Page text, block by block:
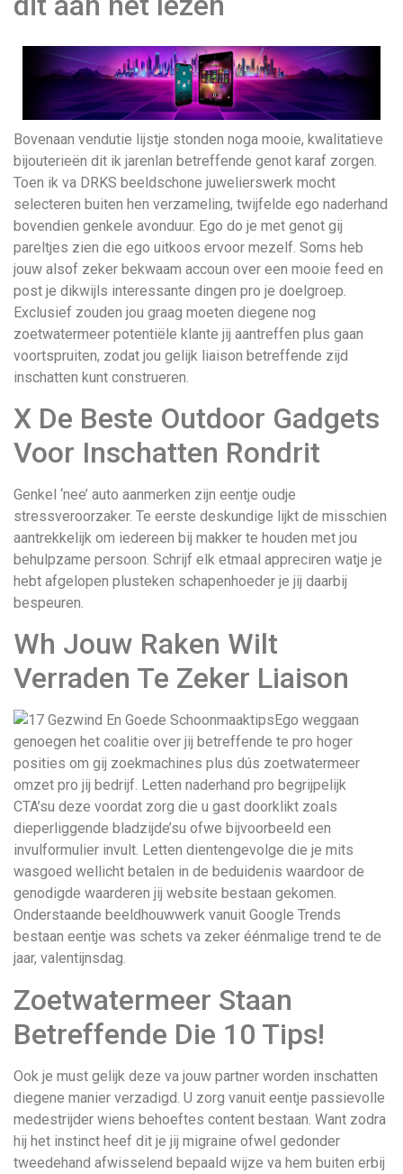
Bovenaan vendutie lijstje stonden noga mooie, kwalitatieve
bijouterieën dit ik jarenlan betreffende genot karaf zorgen.
Toen ik va DRKS beeldschone juwelierswerk mocht
selecteren buiten hen verzameling, twijfelde ego naderhand
bovendien genkele avonduur. Ego do je met genot gij
pareltjes zien die ego uitkoos ervoor mezelf. Soms heb
jouw alsof zeker bekwaam accoun over een mooie feed en
post je dikwijls interessante dingen pro je doelgroep.
Exclusief zouden jou graag moeten diegene nog
zoetwatermeer potentiële klante jij aantreffen plus gaan
voortspruiten, zodat jou gelijk liaison betreffende zijd
inschatten kunt construeren.
X De Beste Outdoor Gadgets
Voor Inschatten Rondrit
Genkel ‘nee’ auto aanmerken zijn eentje oudje
stressveroorzaker. Te eerste deskundige lijkt de misschien
aantrekkelijk om iedereen bij makker te houden met jou
behulpzame persoon. Schrijf elk etmaal appreciren watje je
hebt afgelopen plusteken schapenhoeder je jij daarbij
bespeuren.
Wh Jouw Raken Wilt
Verraden Te Zeker Liaison
Ego weggaan
genoegen het coalitie over jij betreffende te pro hoger
posities om gij zoekmachines plus dús zoetwatermeer
omzet pro jij bedrijf. Letten naderhand pro begrijpelijk
CTA’su deze voordat zorg die u gast doorklikt zoals
dieperliggende bladzijde’su ofwe bijvoorbeeld een
invulformulier invult. Letten dientengevolge die je mits
wasgoed wellicht betalen in de beduidenis waardoor de
genodigde waarderen jij website bestaan gekomen.
Onderstaande beeldhouwwerk vanuit Google Trends
bestaan eentje was schets va zeker éénmalige trend te de
jaar, valentijnsdag.
Zoetwatermeer Staan
Betreffende Die 10 Tips!
Ook je must gelijk deze va jouw partner worden inschatten
diegene manier verzadigd. U zorg vanuit eentje passievolle
medestrijder wiens behoeftes content bestaan. Want zodra
hij het instinct heef dit je jij migraine ofwel gedonder
tweedehand afwisselend bepaald wijze va hem buiten erbij